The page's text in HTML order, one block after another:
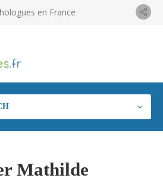
en France
Mathilde